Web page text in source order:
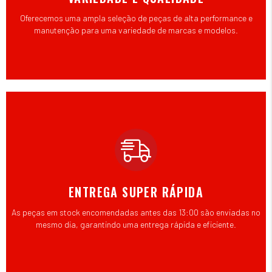
Oferecemos uma ampla seleção de peças de alta performance e
manutenção para uma variedade de marcas e modelos.
ENTREGA SUPER RÁPIDA
As peças em stock encomendadas antes das 13:00 são enviadas no
mesmo dia, garantindo uma entrega rápida e eficiente.